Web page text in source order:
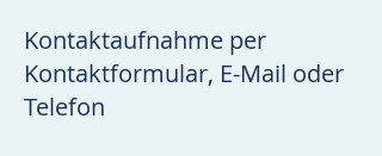
Kontaktaufnahme per
Kontaktformular, E-Mail oder
Telefon